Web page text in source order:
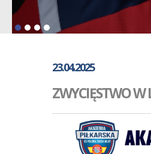
23.04.2025
ZWYCIĘSTWO W